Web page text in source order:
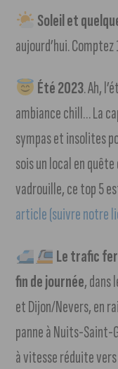
Soleil et
aujourd’hui.
Été 2023. Ah,
ambiance chill… La
sympas et insolites
sois un local en
vadrouille, ce top 5
article (suivre notre
Le trafic
fin de journée, dans
et Dijon/Nevers, en
panne à Nuits-Saint-
à vitesse réduite